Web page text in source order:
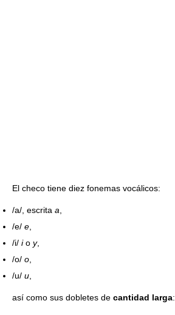
El checo tiene diez fonemas vocálicos:
/a/, escrita a
/e/ e
/i/ io y,
/o/ o
/u/ u
así como sus dobletes de cantidad larga: